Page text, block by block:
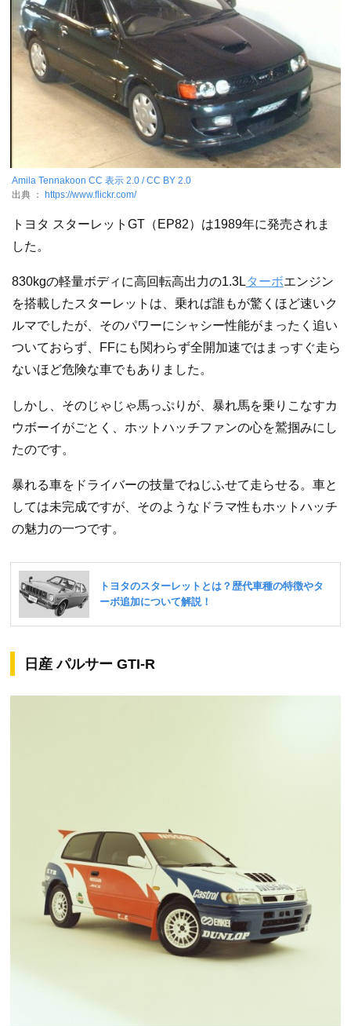
Amila Tennakoon CC 表示 2.0 / CC BY 2.0
出典 ： https://www.flickr.com/
トヨタ スターレットGT（EP82）は1989年に発売されま
した。
830kgの軽量ボディに高回転高出力の1.3Lターボエンジン
を搭載したスターレットは、乗れば誰もが驚くほど速いク
ルマでしたが、そのパワーにシャシー性能がまったく追い
ついておらず、FFにも関わらず全開加速ではまっすぐ走ら
ないほど危険な車でもありました。
しかし、そのじゃじゃ馬っぷりが、暴れ馬を乗りこなすカ
ウボーイがごとく、ホットハッチファンの心を鷲掴みにし
たのです。
暴れる車をドライバーの技量でねじふせて走らせる。車と
しては未完成ですが、そのようなドラマ性もホットハッチ
の魅力の一つです。
日産 パルサー GTI-R